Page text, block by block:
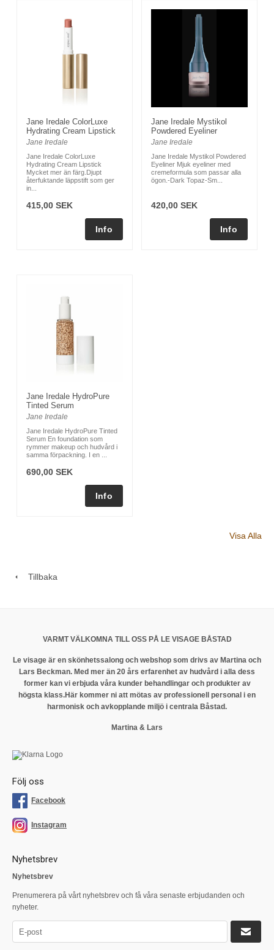
Jane Iredale ColorLuxe
Hydrating Cream Lipstick
Jane Iredale
Jane Iredale ColorLuxe
Hydrating Cream Lipstick
Mycket mer än färg.Djupt
återfuktande läppstift som ger
in...
415,00 SEK
Jane Iredale Mystikol
Powdered Eyeliner
Jane Iredale
Jane Iredale Mystikol Powdered
Eyeliner Mjuk eyeliner med
cremeformula som passar alla
ögon.-Dark Topaz-Sm...
420,00 SEK
Jane Iredale HydroPure
Tinted Serum
Jane Iredale
Jane Iredale HydroPure Tinted
Serum En foundation som
rymmer makeup och hudvård i
samma förpackning. I en ...
690,00 SEK
Visa Alla
Tillbaka
VARMT VÄLKOMNA TILL OSS PÅ LE VISAGE BÅSTAD
Le visage är en skönhetssalong och webshop som drivs av Martina och
Lars Beckman. Med mer än 20 års erfarenhet av hudvård i alla dess
former kan vi erbjuda våra kunder behandlingar och produkter av
högsta klass.Här kommer ni att mötas av professionell personal i en
harmonisk och avkopplande miljö i centrala Båstad.
Martina & Lars
Följ oss
Facebook
Instagram
Nyhetsbrev
Nyhetsbrev
Prenumerera på vårt nyhetsbrev och få våra senaste erbjudanden och
nyheter.